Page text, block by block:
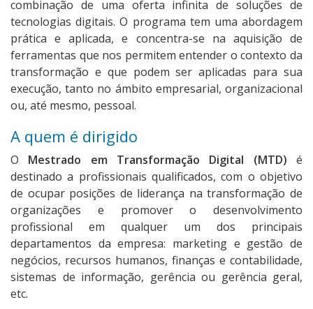
combinação de uma oferta infinita de soluções de
tecnologias digitais. O programa tem uma abordagem
prática e aplicada, e concentra-se na aquisição de
ferramentas que nos permitem entender o contexto da
transformação e que podem ser aplicadas para sua
execução, tanto no ámbito empresarial, organizacional
ou, até mesmo, pessoal.
A quem é dirigido
O Mestrado em Transformação Digital (MTD) é
destinado a profissionais qualificados, com o objetivo
de ocupar posições de liderança na transformação de
organizações e promover o desenvolvimento
profissional em qualquer um dos principais
departamentos da empresa: marketing e gestão de
negócios, recursos humanos, finanças e contabilidade,
sistemas de informação, gerência ou gerência geral,
etc.